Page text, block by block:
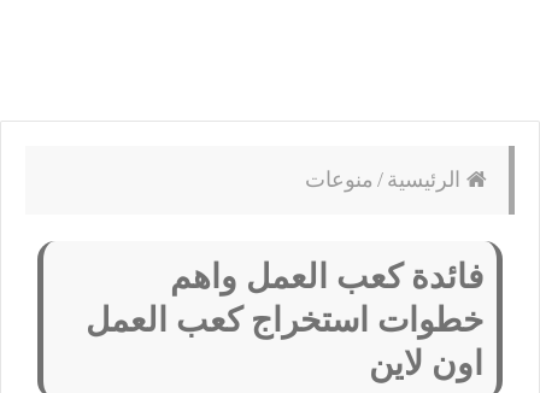
الرئيسية / منوعات
فائدة كعب العمل واهم
خطوات استخراج كعب العمل
اون لاين